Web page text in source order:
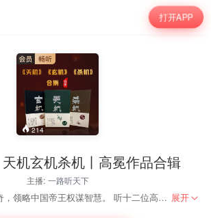
打开APP
214
机玄机杀机丨高冕作品合辑
主播: 一路听天下
听十一位帝王争权传奇，领略中国帝王权谋智慧。 听十二位高官的发迹历程，领略古代权臣的背后究竟有着怎样的玄妙奥秘？ 听清朝十八位绝命者的故事，领悟每一种死亡背后的官场悲剧！ 展开